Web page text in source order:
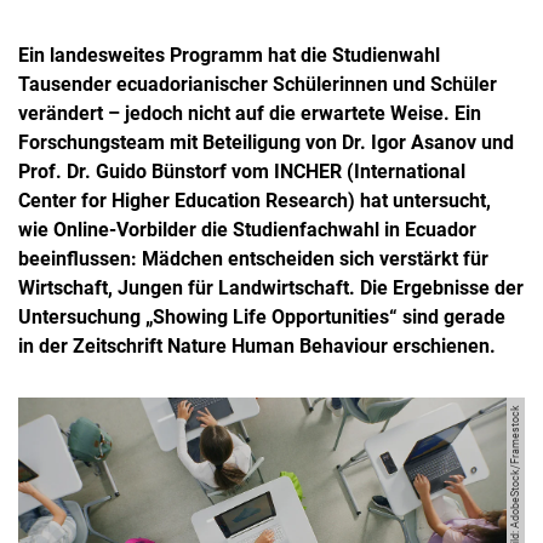
Ein landesweites Programm hat die Studienwahl
Tausender ecuadorianischer Schülerinnen und Schüler
verändert – jedoch nicht auf die erwartete Weise. Ein
Forschungsteam mit Beteiligung von Dr. Igor Asanov und
Prof. Dr. Guido Bünstorf vom INCHER (International
Center for Higher Education Research) hat untersucht,
wie Online-Vorbilder die Studienfachwahl in Ecuador
beeinflussen: Mädchen entscheiden sich verstärkt für
Wirtschaft, Jungen für Landwirtschaft. Die Ergebnisse der
Untersuchung „Showing Life Opportunities“ sind gerade
in der Zeitschrift Nature Human Behaviour erschienen.
Bild: AdobeStock/Framestock